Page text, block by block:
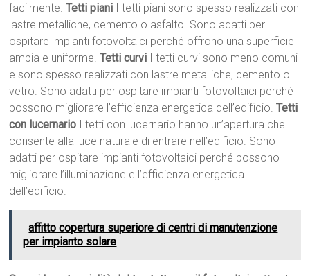
facilmente.Tetti piani I tetti piani sono spesso realizzati con
lastre metalliche, cemento o asfalto. Sono adatti per
ospitare impianti fotovoltaici perché offrono una superficie
ampia e uniforme.Tetti curvi I tetti curvi sono meno comuni
e sono spesso realizzati con lastre metalliche, cemento o
vetro. Sono adatti per ospitare impianti fotovoltaici perché
possono migliorare l’efficienza energetica dell’edificio.Tetti
con lucernario I tetti con lucernario hanno un’apertura che
consente alla luce naturale di entrare nell’edificio. Sono
adatti per ospitare impianti fotovoltaici perché possono
migliorare l’illuminazione e l’efficienza energetica
dell’edificio.
affitto copertura superiore di centri di manutenzione
per impianto solare